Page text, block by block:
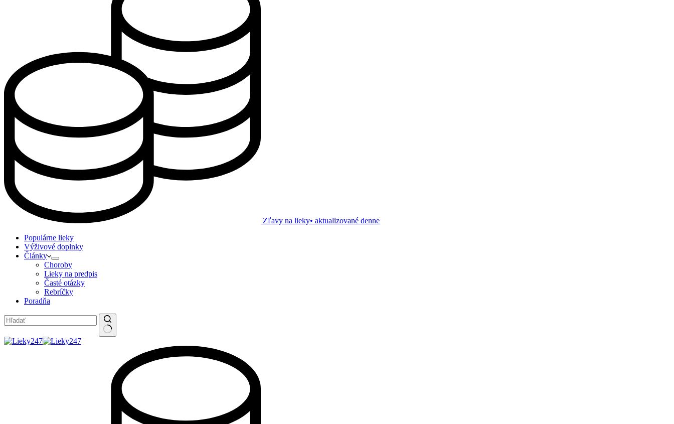
Zľavy na lieky• aktualizované denne
Populárne lieky
Výživové doplnky
Články
Choroby
Lieky na predpis
Časté otázky
Rebríčky
Poradňa
No